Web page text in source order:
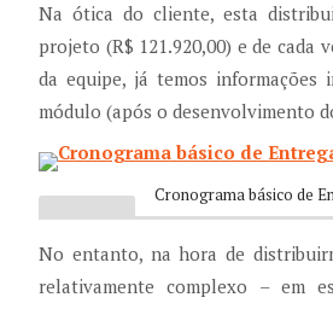
Na ótica do cliente, esta
projeto (R$ 121.920,00) e de cada
da equipe, já temos informações
módulo (após o desenvolvimento
Cronograma básico de
No entanto, na hora de
relativamente complexo – em